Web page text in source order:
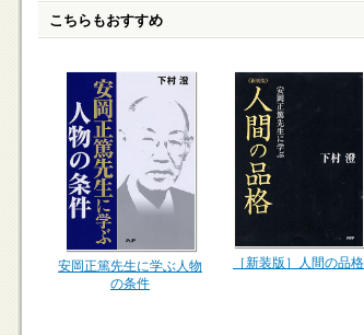
こちらもおすすめ
安岡正篤先生に学ぶ人物
の条件
［新装版］人間の品格